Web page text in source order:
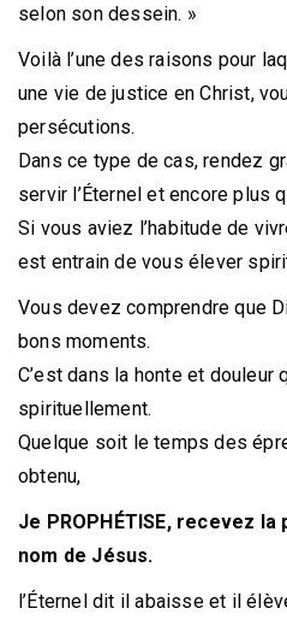
selon son dessein. »
Voilà l’une des raisons pour
une vie de justice en Christ,
persécutions.
Dans ce type de cas, rendez
servir l’Éternel et encore plus
Si vous aviez l’habitude de
est entrain de vous élever
Vous devez comprendre que
bons moments.
C’est dans la honte et douleur
spirituellement.
Quelque soit le temps des
obtenu,
Je PROPHÉTISE, recevez la
nom de Jésus.
l’Éternel dit il abaisse et il